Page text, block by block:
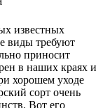
известных
виды требуют
приносит
в наших краях и
хорошем уходе
сорт очень
Вот его